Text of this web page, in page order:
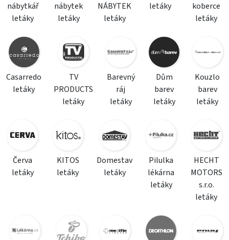
nábytkář
letáky
nábytek
letáky
NÁBYTEK
letáky
letáky
koberce
letáky
Casarredo
letáky
TV
PRODUCTS
letáky
Barevný
ráj
letáky
Dům
barev
letáky
Kouzlo
barev
letáky
Červa
letáky
KITOS
letáky
Domestav
letáky
Pilulka
lékárna
letáky
HECHT
MOTORS
s.r.o.
letáky